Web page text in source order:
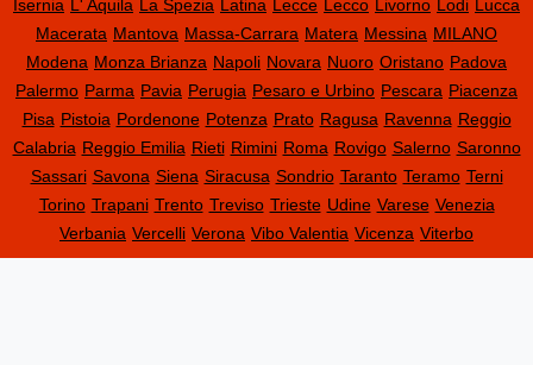
Isernia L' Aquila La Spezia Latina Lecce Lecco Livorno Lodi Lucca
Macerata Mantova Massa-Carrara Matera Messina MILANO
Modena Monza Brianza Napoli Novara Nuoro Oristano Padova
Palermo Parma Pavia Perugia Pesaro e Urbino Pescara Piacenza
Pisa Pistoia Pordenone Potenza Prato Ragusa Ravenna Reggio
Calabria Reggio Emilia Rieti Rimini Roma Rovigo Salerno Saronno
Sassari Savona Siena Siracusa Sondrio Taranto Teramo Terni
Torino Trapani Trento Treviso Trieste Udine Varese Venezia
Verbania Vercelli Verona Vibo Valentia Vicenza Viterbo